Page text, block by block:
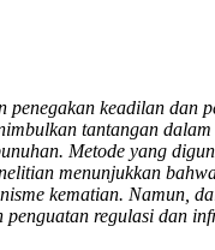
keadilan dan
tantangan
Metode yang
menunjukkan
kematian. Namun,
regulasi dan